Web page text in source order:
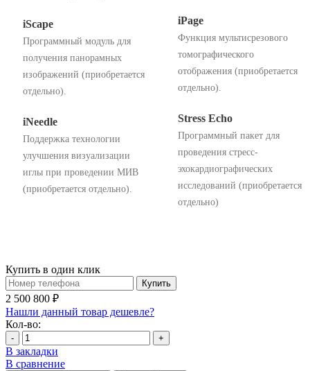
iScape
Программный модуль для
получения панорамных
изображений (приобретается
отдельно).
iNeedle
Поддержка технологии
улучшения визуализации
иглы при проведении МИВ
(приобретается отдельно).
iPage
Функция мультисрезового
томографического
отображения (приобретается
отдельно).
Stress Echo
Программный пакет для
проведения стресс-
эхокардиографических
исследований (приобретается
отдельно)
Купить в один клик
Купить
2 500 800 ₽
Нашли данный товар дешевле?
Кол-во:
- +
В закладки
В сравнение